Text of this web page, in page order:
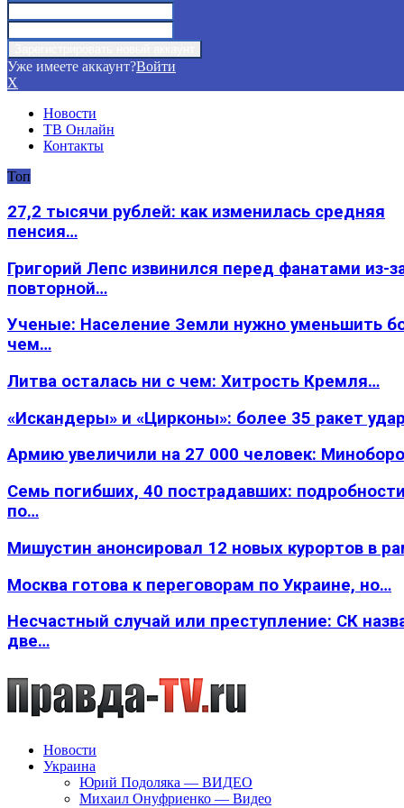
Уже имеете аккаунт?Войти
X
Новости
ТВ Онлайн
Контакты
Топ
27,2 тысячи рублей: как изменилась средняя
пенсия…
Григорий Лепс извинился перед фанатами из-
повторной…
Ученые: Население Земли нужно уменьшить
чем…
Литва осталась ни с чем: Хитрость Кремля…
«Искандеры» и «Цирконы»: более 35 ракет
Армию увеличили на 27 000 человек:
Семь погибших, 40 пострадавших:
по…
Мишустин анонсировал 12 новых курортов в
Москва готова к переговорам по Украине, но…
Несчастный случай или преступление: СК
две…
Новости
Украина
Юрий Подоляка — ВИДЕО
Михаил Онуфриенко — Видео